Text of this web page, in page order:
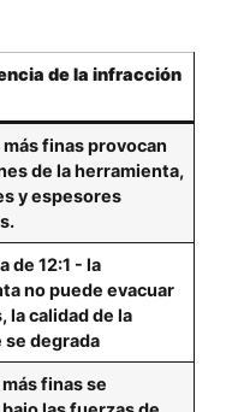
de la infracción
más finas provocan
de la herramienta,
y espesores
de 12:1 - la
no puede evacuar
la calidad de la
degrada
finas se